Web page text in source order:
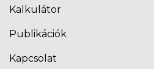
Kalkulátor
Publikációk
Kapcsolat